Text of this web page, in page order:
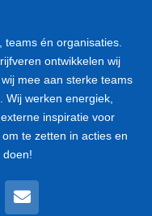
én organisaties.
ontwikkelen wij
mee aan sterke teams
werken energiek,
inspiratie voor
te zetten in acties en
doen!
Envelope